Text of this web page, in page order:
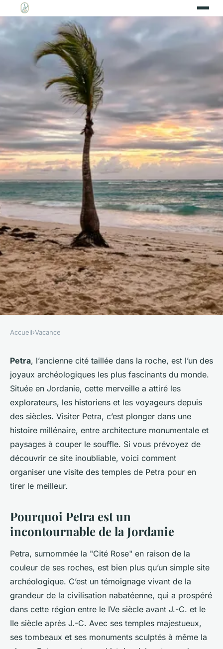
Comment organiser une visite
des temples de Petra en
Jordanie?
Océane•9 septembre 2024• 7 min de lecture
Accueil›Vacance
Petra, l’ancienne cité taillée dans la roche, est l’un des
joyaux archéologiques les plus fascinants du monde.
Située en Jordanie, cette merveille a attiré les
explorateurs, les historiens et les voyageurs depuis
des siècles. Visiter Petra, c’est plonger dans une
histoire millénaire, entre architecture monumentale et
paysages à couper le souffle. Si vous prévoyez de
découvrir ce site inoubliable, voici comment
organiser une visite des temples de Petra pour en
tirer le meilleur.
Pourquoi Petra est un
incontournable de la Jordanie
Petra, surnommée la "Cité Rose" en raison de la
couleur de ses roches, est bien plus qu’un simple site
archéologique. C’est un témoignage vivant de la
grandeur de la civilisation nabatéenne, qui a prospéré
dans cette région entre le IVe siècle avant J.-C. et le
IIe siècle après J.-C. Avec ses temples majestueux,
ses tombeaux et ses monuments sculptés à même la